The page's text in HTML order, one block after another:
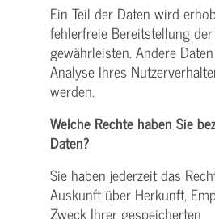
Ein Teil der Daten wird
fehlerfreie Bereitstellung
gewährleisten. Andere
Analyse Ihres
werden.
Welche Rechte haben Sie
Daten?
Sie haben jederzeit das
Auskunft über Herkunft,
Zweck Ihrer gespeicherten